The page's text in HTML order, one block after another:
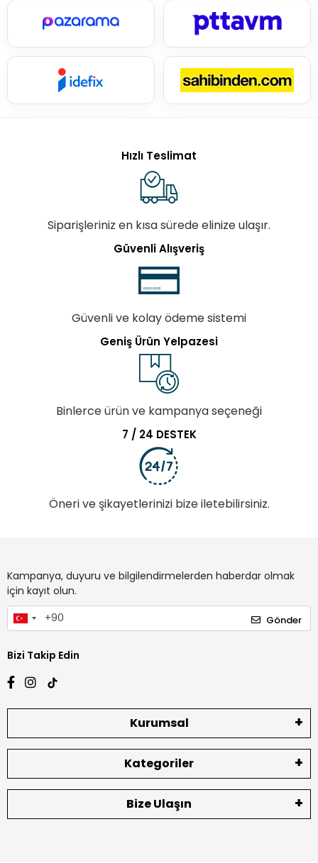
Hızlı Teslimat
Siparişleriniz en kısa sürede elinize ulaşır.
Güvenli Alışveriş
Güvenli ve kolay ödeme sistemi
Geniş Ürün Yelpazesi
Binlerce ürün ve kampanya seçeneği
7 / 24 DESTEK
Öneri ve şikayetlerinizi bize iletebilirsiniz.
Kampanya, duyuru ve bilgilendirmelerden haberdar olmak
için kayıt olun.
Gönder
Bizi Takip Edin
Kurumsal
Kategoriler
Bize Ulaşın